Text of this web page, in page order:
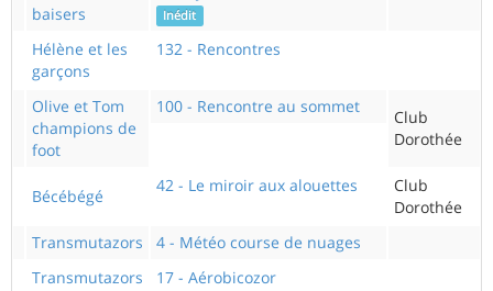
baisers
Inédit
Hélène et les
garçons
132 - Rencontres
Olive et Tom
champions de
foot
100 - Rencontre au sommet
Club
Dorothée
Bécébégé
42 - Le miroir aux alouettes
Club
Dorothée
Transmutazors
4 - Météo course de nuages
Transmutazors
17 - Aérobicozor